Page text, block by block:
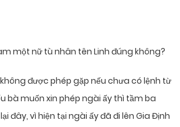
một nữ tù nhân tên Linh đúng không?
được phép gặp nếu chưa có lệnh từ
bà muốn xin phép ngài ấy thì tầm ba
đây, vì hiện tại ngài ấy đã đi lên Gia Định